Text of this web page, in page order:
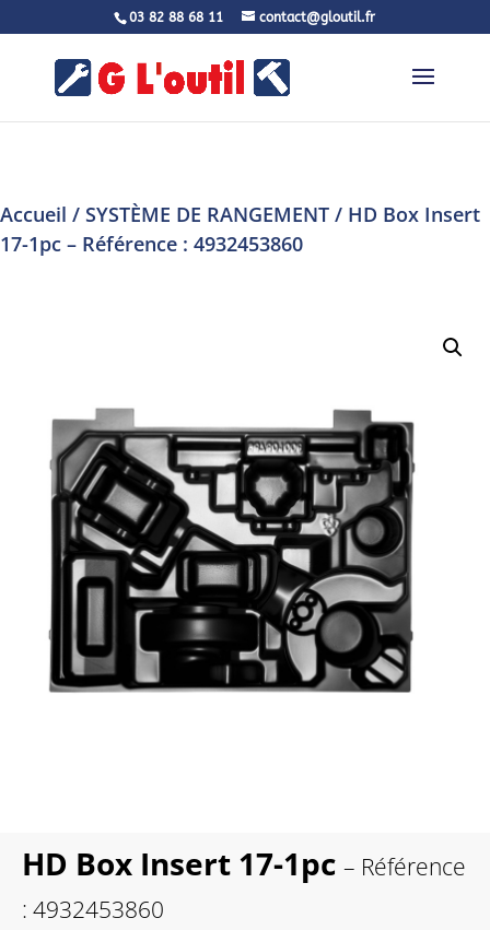
03 82 88 68 11 contact@gloutil.fr
Accueil / SYSTÈME DE RANGEMENT / HD Box Insert
17-1pc – Référence : 4932453860
HD Box Insert 17-1pc – Référence
: 4932453860